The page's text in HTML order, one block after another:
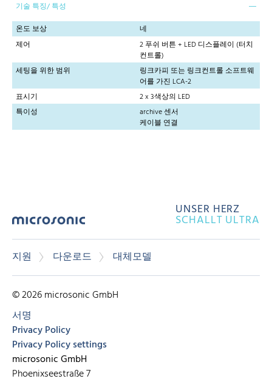
기술 특징/ 특성
온도 보상
네
제어
2 푸쉬 버튼 + LED 디스플레이 (터치
컨트롤)
세팅을 위한 범위
링크카피 또는 링크컨트롤 소프트웨
어를 가진 LCA-2
표시기
2 x 3색상의 LED
특이성
archive 센서
케이블 연결
UNSER HERZ
SCHALLT ULTRA
지원 다운로드 대체모델
© 2026 microsonic GmbH
서명
Privacy Policy
Privacy Policy settings
microsonic GmbH
Phoenixseestraße 7